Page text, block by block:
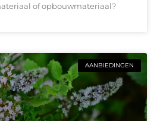
of opbouwmateriaal?
AANBIEDINGEN